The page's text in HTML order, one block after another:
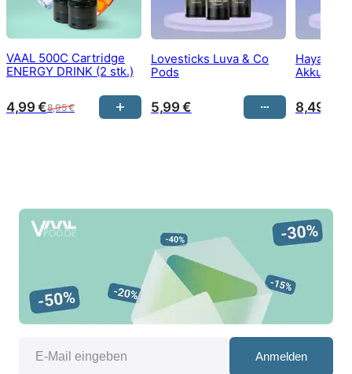
VAAL 500C Cartridge
ENERGY DRINK (2 stk.)
8,95€
4,99€
Lovesticks Luva & Co
Pods
5,99€
Hayati
Akku
8,49
Anmelden